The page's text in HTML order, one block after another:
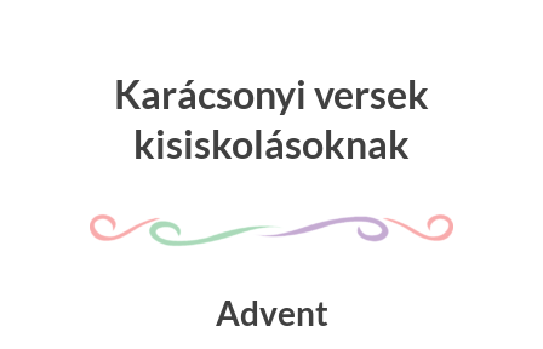
Karácsonyi versek
kisiskolásoknak
Advent